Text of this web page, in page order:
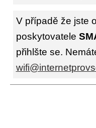
V případě že jste
poskytovatele
přihlšte se.